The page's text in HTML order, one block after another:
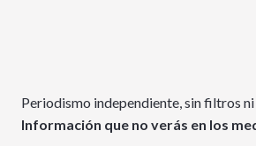
Periodismo independiente, sin filtros ni
Información que no verás en los